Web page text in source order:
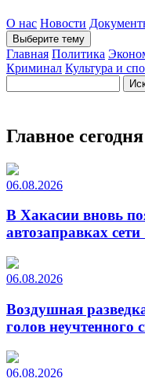
О нас Новости
Выберите тему
Главная Политика
Криминал Культура и
Главное сегодня
06.08.2026
В Хакасии вновь
автозаправках
06.08.2026
Воздушная
голов неучтенного
06.08.2026